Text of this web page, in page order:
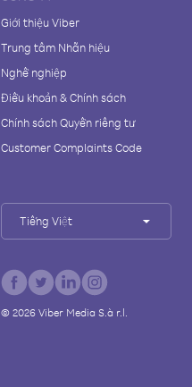
Giới thiệu Viber
Trung tâm Nhãn hiệu
Nghề nghiệp
Điều khoản & Chính sách
Chính sách Quyền riêng tư
Customer Complaints Code
Tiếng Việt
© 2026Viber Media S.à r.l.